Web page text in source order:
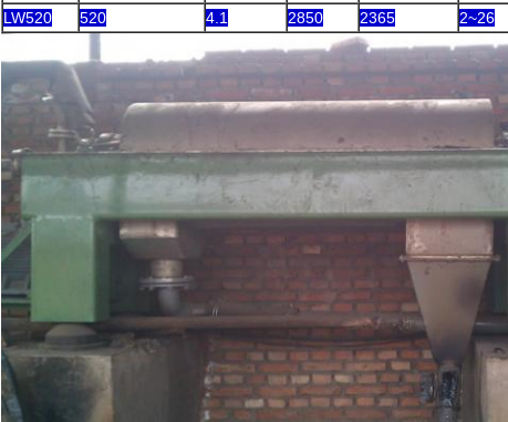
LW520
520 4.1 2850 2365 2~26